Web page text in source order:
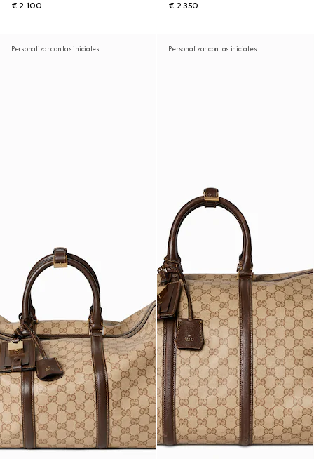
€ 2.100
€ 2.350
Personalizar con las iniciales Personalizar con las iniciales